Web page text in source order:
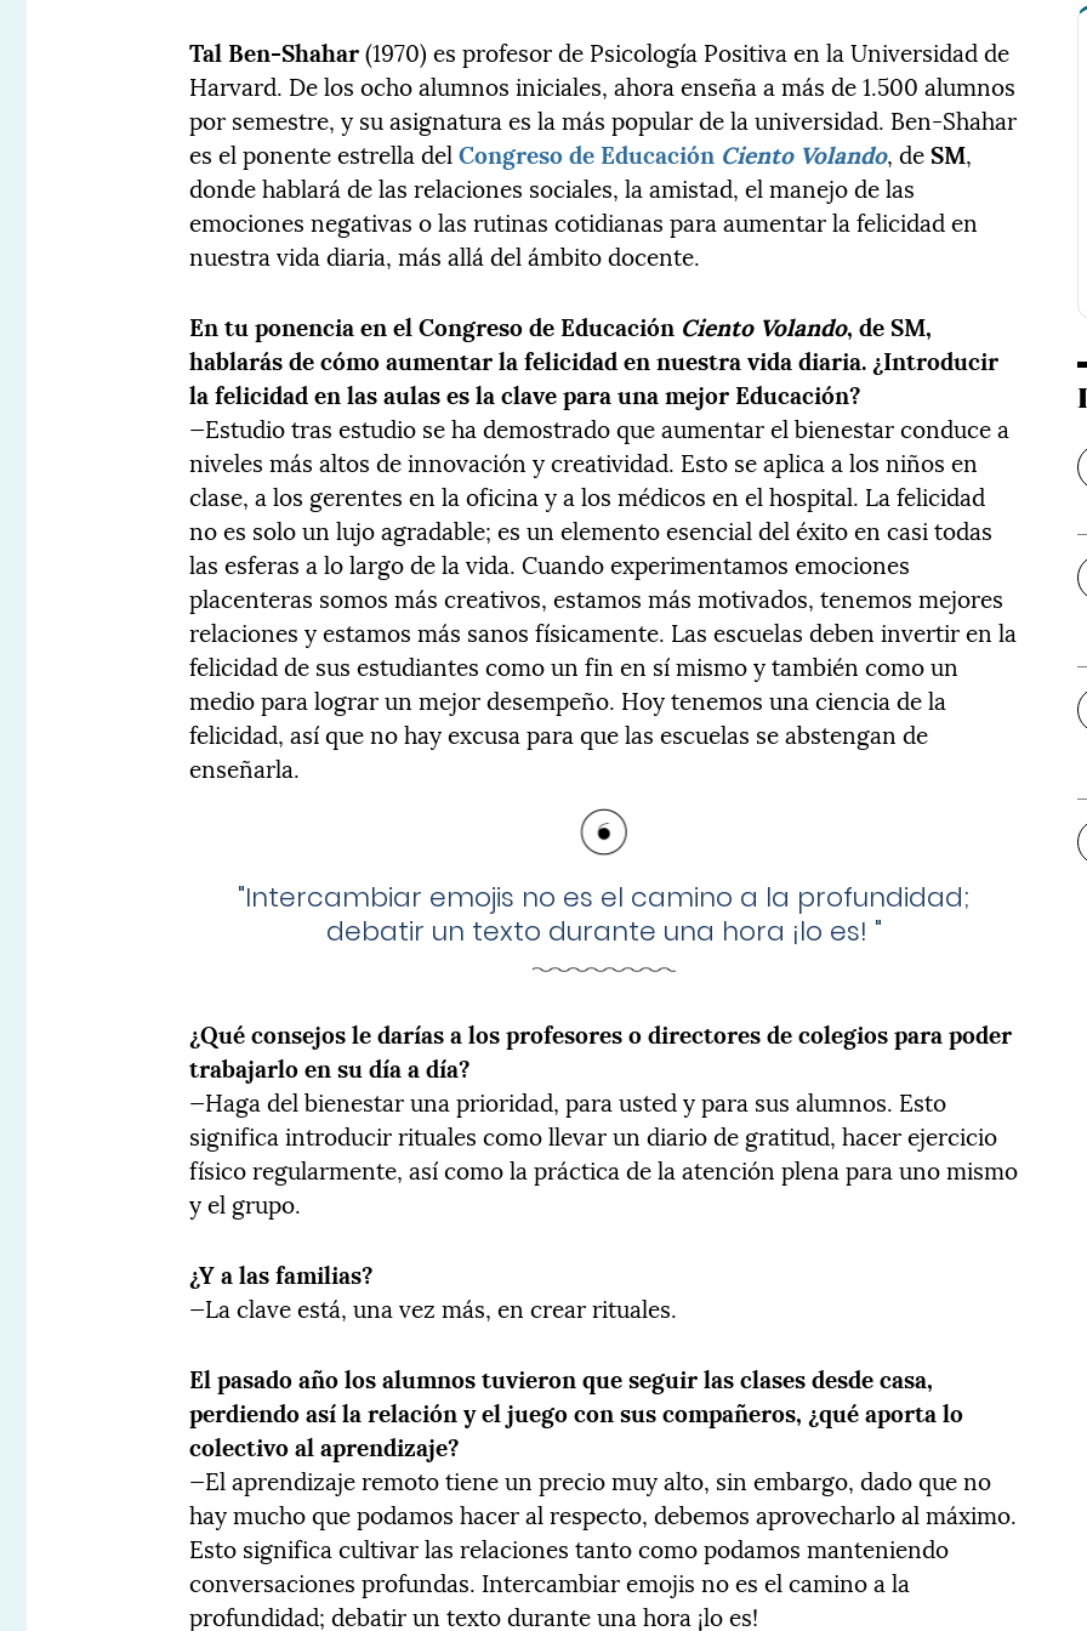
Tal Ben-Shahar(1970) es profesor de Psicología Positiva en la Universidad de
Harvard. De los ocho alumnos iniciales, ahora enseña a más de 1.500 alumnos
por semestre, y su asignatura es la más popular de la universidad. Ben-Shahar
es el ponente estrella delCongreso de Educación Ciento Volando, deSM,
donde hablará de las relaciones sociales, la amistad, el manejo de las
emociones negativas o las rutinas cotidianas para aumentar la felicidad en
nuestra vida diaria, más allá del ámbito docente.
En tu ponencia en el Congreso de Educación Ciento Volando, de SM,
hablarás de cómo aumentar la felicidad en nuestra vida diaria. ¿Introducir
la felicidad en las aulas es la clave para una mejor Educación?
—Estudio tras estudio se ha demostrado que aumentar el bienestar conduce a
niveles más altos de innovación y creatividad. Esto se aplica a los niños en
clase, a los gerentes en la oficina y a los médicos en el hospital. La felicidad
no es solo un lujo agradable; es un elemento esencial del éxito en casi todas
las esferas a lo largo de la vida. Cuando experimentamos emociones
placenteras somos más creativos, estamos más motivados, tenemos mejores
relaciones y estamos más sanos físicamente. Las escuelas deben invertir en la
felicidad de sus estudiantes como un fin en sí mismo y también como un
medio para lograr un mejor desempeño. Hoy tenemos una ciencia de la
felicidad, así que no hay excusa para que las escuelas se abstengan de
enseñarla.
"Intercambiar emojis no es el camino a la profundidad;
debatir un texto durante una hora ¡lo es! "
¿Qué consejos le darías a los profesores o directores de colegios para poder
trabajarlo en su día a día?
—Haga del bienestar una prioridad, para usted y para sus alumnos. Esto
significa introducir rituales como llevar un diario de gratitud, hacer ejercicio
físico regularmente, así como la práctica de la atención plena para uno mismo
y el grupo.
¿Y a las familias?
—La clave está, una vez más, en crear rituales.
El pasado año los alumnos tuvieron que seguir las clases desde casa,
perdiendo así la relación y el juego con sus compañeros, ¿qué aporta lo
colectivo al aprendizaje?
—El aprendizaje remoto tiene un precio muy alto, sin embargo, dado que no
hay mucho que podamos hacer al respecto, debemos aprovecharlo al máximo.
Esto significa cultivar las relaciones tanto como podamos manteniendo
conversaciones profundas. Intercambiar emojis no es el camino a la
profundidad; debatir un texto durante una hora ¡lo es!